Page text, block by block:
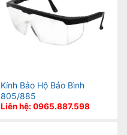
Kính Bảo Hộ Bảo Bình
805/885
Liên hệ: 0965.887.598